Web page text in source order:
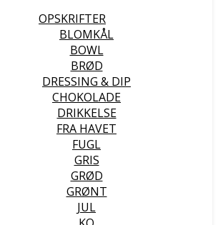
OPSKRIFTER
BLOMKÅL
BOWL
BRØD
DRESSING & DIP
CHOKOLADE
DRIKKELSE
FRA HAVET
FUGL
GRIS
GRØD
GRØNT
JUL